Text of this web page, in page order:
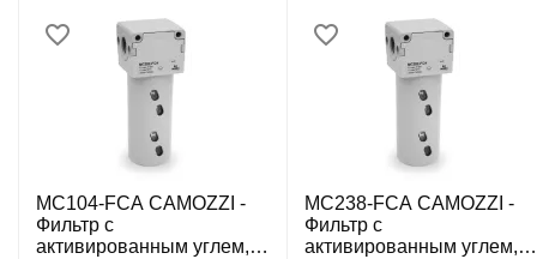
MC104-FCA CAMOZZI -
Фильтр с
активированным углем,
MC238-FCA CAMOZZI -
Фильтр с
активированным углем,